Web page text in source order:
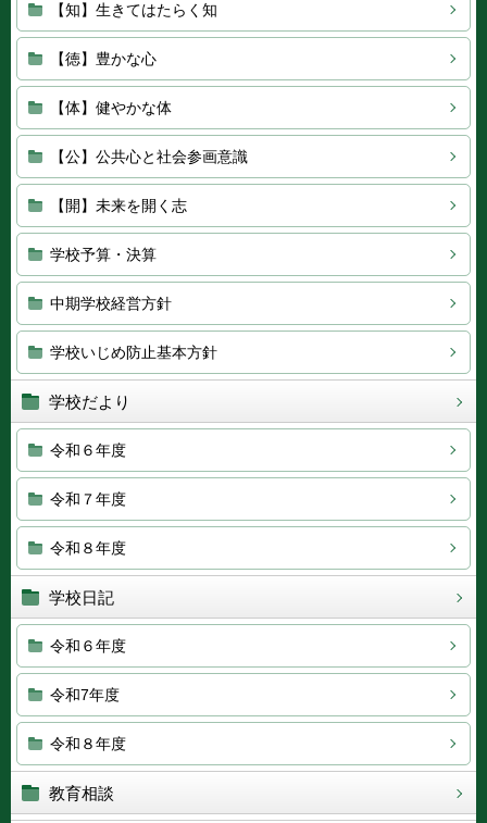
【知】生きてはたらく知
【徳】豊かな心
【体】健やかな体
【公】公共心と社会参画意識
【開】未来を開く志
学校予算・決算
中期学校経営方針
学校いじめ防止基本方針
学校だより
令和６年度
令和７年度
令和８年度
学校日記
令和６年度
令和7年度
令和８年度
教育相談